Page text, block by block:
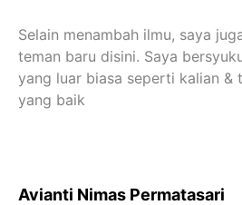
Selain menambah ilmu, saya
teman baru disini. Saya
yang luar biasa seperti kalian &
yang baik
Avianti Nimas Permatasari